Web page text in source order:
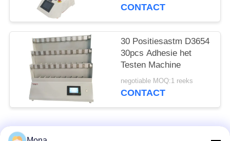
CONTACT
30 Positiesastm D3654
30pcs Adhesie het
Testen Machine
negotiable MOQ:1 reeks
CONTACT
populaire categorieën